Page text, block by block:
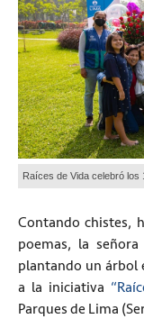
Raíces de Vida celebró los
Contando chistes,
poemas, la
plantando un árbol
a la iniciativa
Parques de Lima